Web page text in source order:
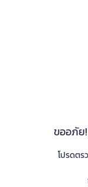
ขออภัย
โปรดต